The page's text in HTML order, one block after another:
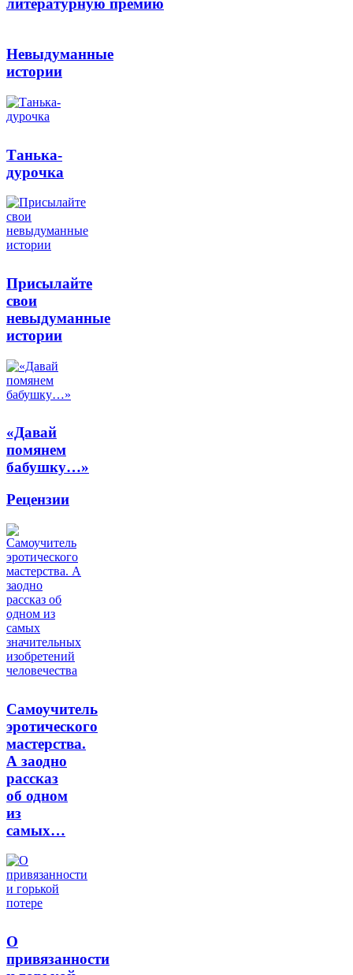
литературную премию
Невыдуманные
истории
Танька-
дурочка
Присылайте
свои
невыдуманные
истории
«Давай
помянем
бабушку…»
Рецензии
Самоучитель
эротического
мастерства.
А заодно
рассказ
об одном
из
самых…
О
привязанности